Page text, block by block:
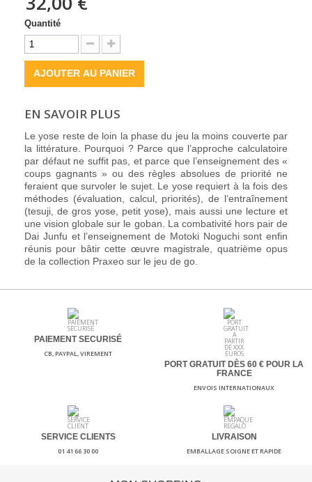
Quantité
AJOUTER AU PANIER
EN SAVOIR PLUS
Le yose reste de loin la phase du jeu la moins couverte par
la littérature. Pourquoi ? Parce que l’approche calculatoire
par défaut ne suffit pas, et parce que l’enseignement des «
coups gagnants » ou des règles absolues de priorité ne
feraient que survoler le sujet. Le yose requiert à la fois des
méthodes (évaluation, calcul, priorités), de l’entraînement
(tesuji, de gros yose, petit yose), mais aussi une lecture et
une vision globale sur le goban. La combativité hors pair de
Dai Junfu et l’enseignement de Motoki Noguchi sont enfin
réunis pour bâtir cette œuvre magistrale, quatrième opus
de la collection Praxeo sur le jeu de go.
PAIEMENT SECURISÉ
CB, PAYPAL, VIREMENT
PORT GRATUIT DÈS 60 € POUR LA
FRANCE
ENVOIS INTERNATIONAUX
SERVICE CLIENTS
01 41 66 30 00
LIVRAISON
EMBALLAGE SOIGNE ET RAPIDE